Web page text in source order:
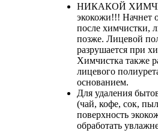
НИКАКОЙ
экокожи!!! Начнет
после химчистки,
позже. Лицевой
разрушается при
Химчистка также
лицевого
основанием.
Для удаления
(чай, кофе, сок,
поверхность
обработать